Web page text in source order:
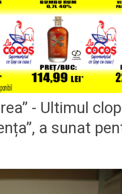
- Ultimul
a sunat